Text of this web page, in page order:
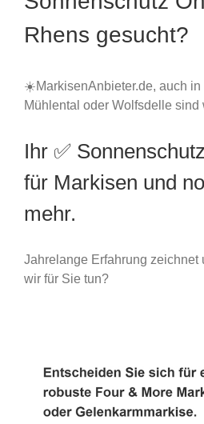
Rhens gesucht?
☀️MarkisenAnbieter.de, auch in
Mühlental oder Wolfsdelle sind
Ihr ✅
für Markisen und
mehr.
Jahrelange Erfahrung zeichnet
wir für Sie tun?